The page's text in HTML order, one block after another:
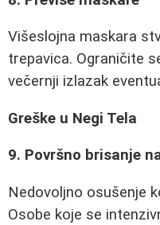
Višeslojna maskara
trepavica. Ograničite
večernji izlazak
Greške u Negi Tela
9. Površno brisanje
Nedovoljno osušenje
Osobe koje se